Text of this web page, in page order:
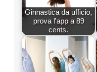
Ginnastica da ufficio,
prova l'app a 89
cents.